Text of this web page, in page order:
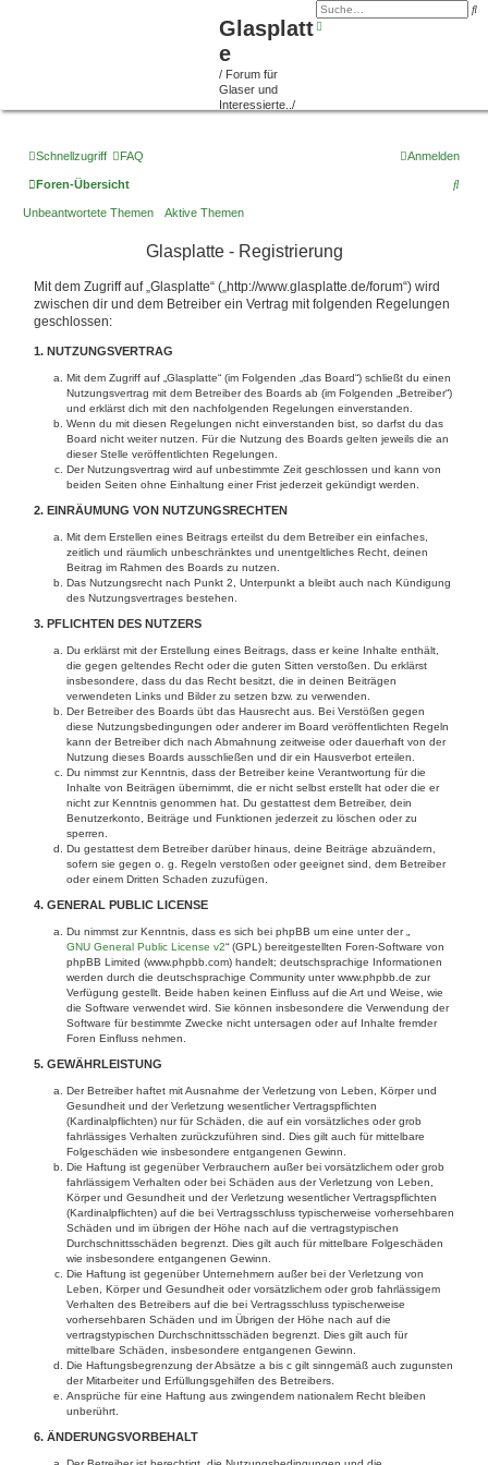
Glasplatt
e
/ Forum für
Glaser und
Interessierte../
S
E
Schnellzugriff FAQ Anmelden
Foren-Übersicht
S
Unbeantwortete Themen Aktive Themen
Glasplatte - Registrierung
Mit dem Zugriff auf „Glasplatte“ („http://www.glasplatte.de/forum“) wird
zwischen dir und dem Betreiber ein Vertrag mit folgenden Regelungen
geschlossen:
1. NUTZUNGSVERTRAG
Mit dem Zugriff auf „Glasplatte“ (im Folgenden „das Board“) schließt du einen
Nutzungsvertrag mit dem Betreiber des Boards ab (im Folgenden „Betreiber“)
und erklärst dich mit den nachfolgenden Regelungen einverstanden.
Wenn du mit diesen Regelungen nicht einverstanden bist, so darfst du das
Board nicht weiter nutzen. Für die Nutzung des Boards gelten jeweils die an
dieser Stelle veröffentlichten Regelungen.
Der Nutzungsvertrag wird auf unbestimmte Zeit geschlossen und kann von
beiden Seiten ohne Einhaltung einer Frist jederzeit gekündigt werden.
2. EINRÄUMUNG VON NUTZUNGSRECHTEN
Mit dem Erstellen eines Beitrags erteilst du dem Betreiber ein einfaches,
zeitlich und räumlich unbeschränktes und unentgeltliches Recht, deinen
Beitrag im Rahmen des Boards zu nutzen.
Das Nutzungsrecht nach Punkt 2, Unterpunkt a bleibt auch nach Kündigung
des Nutzungsvertrages bestehen.
3. PFLICHTEN DES NUTZERS
Du erklärst mit der Erstellung eines Beitrags, dass er keine Inhalte enthält,
die gegen geltendes Recht oder die guten Sitten verstoßen. Du erklärst
insbesondere, dass du das Recht besitzt, die in deinen Beiträgen
verwendeten Links und Bilder zu setzen bzw. zu verwenden.
Der Betreiber des Boards übt das Hausrecht aus. Bei Verstößen gegen
diese Nutzungsbedingungen oder anderer im Board veröffentlichten Regeln
kann der Betreiber dich nach Abmahnung zeitweise oder dauerhaft von der
Nutzung dieses Boards ausschließen und dir ein Hausverbot erteilen.
Du nimmst zur Kenntnis, dass der Betreiber keine Verantwortung für die
Inhalte von Beiträgen übernimmt, die er nicht selbst erstellt hat oder die er
nicht zur Kenntnis genommen hat. Du gestattest dem Betreiber, dein
Benutzerkonto, Beiträge und Funktionen jederzeit zu löschen oder zu
sperren.
Du gestattest dem Betreiber darüber hinaus, deine Beiträge abzuändern,
sofern sie gegen o. g. Regeln verstoßen oder geeignet sind, dem Betreiber
oder einem Dritten Schaden zuzufügen.
4. GENERAL PUBLIC LICENSE
Du nimmst zur Kenntnis, dass es sich bei phpBB um eine unter der „
GNU General Public License v2“ (GPL) bereitgestellten Foren-Software von
phpBB Limited (www.phpbb.com) handelt; deutschsprachige Informationen
werden durch die deutschsprachige Community unter www.phpbb.de zur
Verfügung gestellt. Beide haben keinen Einfluss auf die Art und Weise, wie
die Software verwendet wird. Sie können insbesondere die Verwendung der
Software für bestimmte Zwecke nicht untersagen oder auf Inhalte fremder
Foren Einfluss nehmen.
5. GEWÄHRLEISTUNG
Der Betreiber haftet mit Ausnahme der Verletzung von Leben, Körper und
Gesundheit und der Verletzung wesentlicher Vertragspflichten
(Kardinalpflichten) nur für Schäden, die auf ein vorsätzliches oder grob
fahrlässiges Verhalten zurückzuführen sind. Dies gilt auch für mittelbare
Folgeschäden wie insbesondere entgangenen Gewinn.
Die Haftung ist gegenüber Verbrauchern außer bei vorsätzlichem oder grob
fahrlässigem Verhalten oder bei Schäden aus der Verletzung von Leben,
Körper und Gesundheit und der Verletzung wesentlicher Vertragspflichten
(Kardinalpflichten) auf die bei Vertragsschluss typischerweise vorhersehbaren
Schäden und im übrigen der Höhe nach auf die vertragstypischen
Durchschnittsschäden begrenzt. Dies gilt auch für mittelbare Folgeschäden
wie insbesondere entgangenen Gewinn.
Die Haftung ist gegenüber Unternehmern außer bei der Verletzung von
Leben, Körper und Gesundheit oder vorsätzlichem oder grob fahrlässigem
Verhalten des Betreibers auf die bei Vertragsschluss typischerweise
vorhersehbaren Schäden und im Übrigen der Höhe nach auf die
vertragstypischen Durchschnittsschäden begrenzt. Dies gilt auch für
mittelbare Schäden, insbesondere entgangenen Gewinn.
Die Haftungsbegrenzung der Absätze a bis c gilt sinngemäß auch zugunsten
der Mitarbeiter und Erfüllungsgehilfen des Betreibers.
Ansprüche für eine Haftung aus zwingendem nationalem Recht bleiben
unberührt.
6. ÄNDERUNGSVORBEHALT